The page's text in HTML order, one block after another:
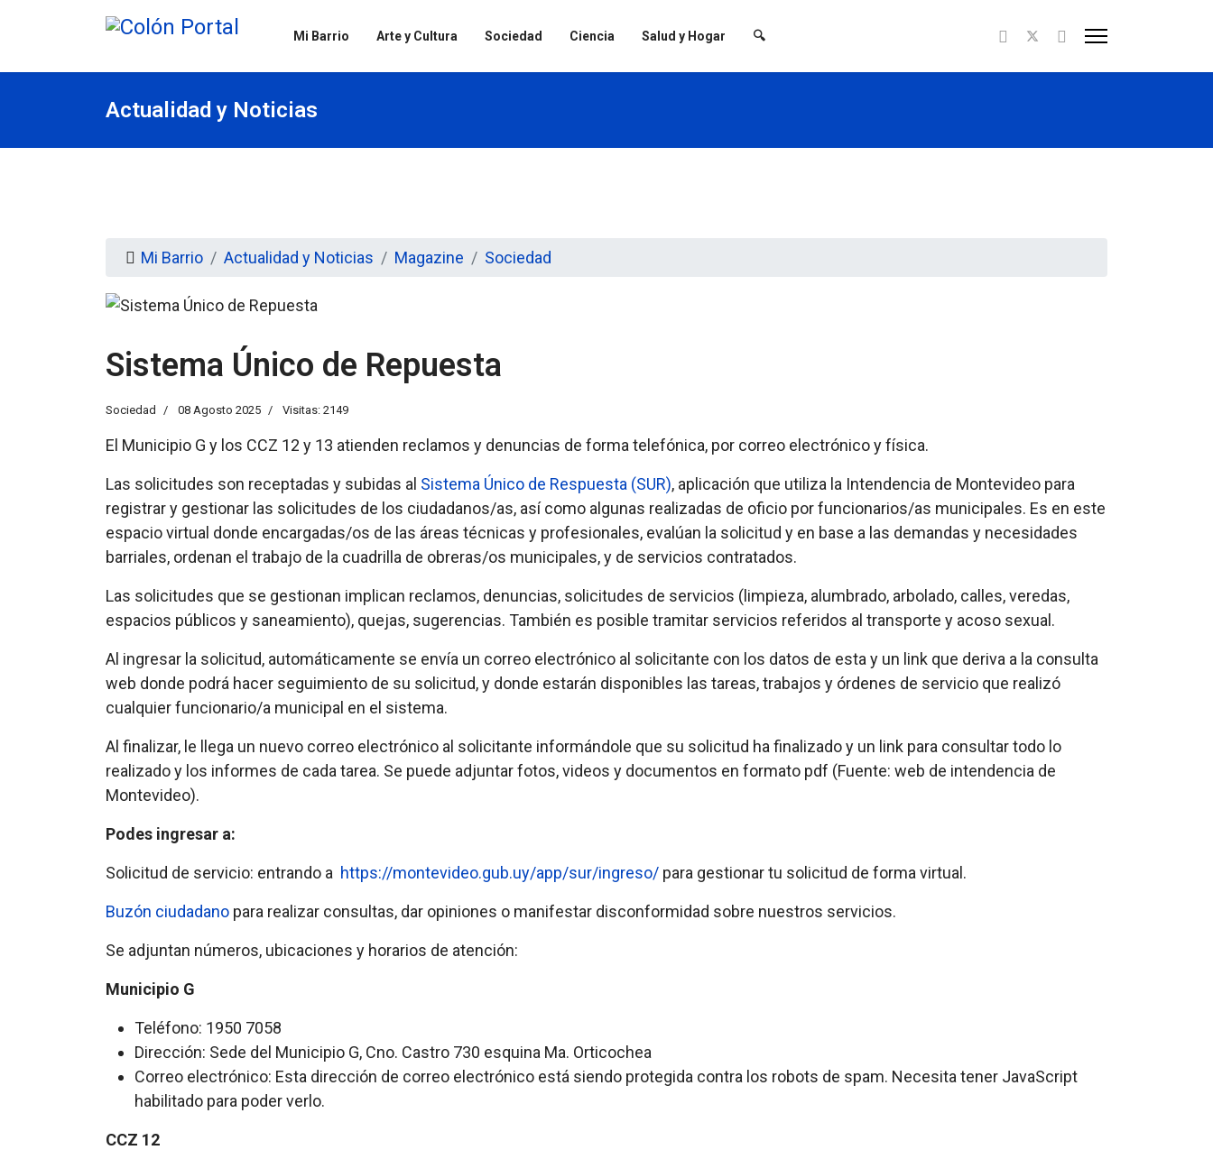
Mi Barrio Arte y Cultura Sociedad Ciencia Salud y Hogar 🔍
Actualidad y Noticias
Mi Barrio Actualidad y Noticias Magazine Sociedad
Sistema Único de Repuesta
Sociedad 08 Agosto 2025 Visitas: 2149
El Municipio G y los CCZ 12 y 13 atienden reclamos y denuncias de forma telefónica, por correo electrónico y física.
Las solicitudes son receptadas y subidas al Sistema Único de Respuesta (SUR), aplicación que utiliza la Intendencia de Montevideo para
registrar y gestionar las solicitudes de los ciudadanos/as, así como algunas realizadas de oficio por funcionarios/as municipales. Es en este
espacio virtual donde encargadas/os de las áreas técnicas y profesionales, evalúan la solicitud y en base a las demandas y necesidades
barriales, ordenan el trabajo de la cuadrilla de obreras/os municipales, y de servicios contratados.
Las solicitudes que se gestionan implican reclamos, denuncias, solicitudes de servicios (limpieza, alumbrado, arbolado, calles, veredas,
espacios públicos y saneamiento), quejas, sugerencias. También es posible tramitar servicios referidos al transporte y acoso sexual.
Al ingresar la solicitud, automáticamente se envía un correo electrónico al solicitante con los datos de esta y un link que deriva a la consulta
web donde podrá hacer seguimiento de su solicitud, y donde estarán disponibles las tareas, trabajos y órdenes de servicio que realizó
cualquier funcionario/a municipal en el sistema.
Al finalizar, le llega un nuevo correo electrónico al solicitante informándole que su solicitud ha finalizado y un link para consultar todo lo
realizado y los informes de cada tarea. Se puede adjuntar fotos, videos y documentos en formato pdf (Fuente: web de intendencia de
Montevideo).
Podes ingresar a:
Solicitud de servicio: entrando a https://montevideo.gub.uy/app/sur/ingreso/ para gestionar tu solicitud de forma virtual.
Buzón ciudadano para realizar consultas, dar opiniones o manifestar disconformidad sobre nuestros servicios.
Se adjuntan números, ubicaciones y horarios de atención:
Municipio G
Teléfono: 1950 7058
Dirección: Sede del Municipio G, Cno. Castro 730 esquina Ma. Orticochea
Correo electrónico: Esta dirección de correo electrónico está siendo protegida contra los robots de spam. Necesita tener JavaScript
habilitado para poder verlo.
CCZ 12